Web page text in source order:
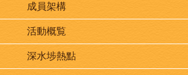
成員架構
活動概覧
深水埗熱點